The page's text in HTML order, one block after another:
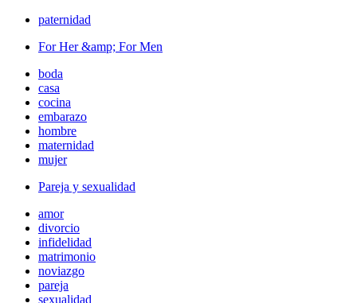
paternidad
For Her &amp; For Men
boda
casa
cocina
embarazo
hombre
maternidad
mujer
Pareja y sexualidad
amor
divorcio
infidelidad
matrimonio
noviazgo
pareja
sexualidad